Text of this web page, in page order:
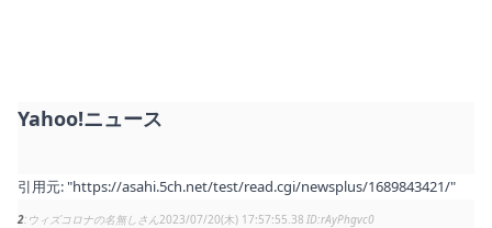
Yahoo!ニュース
引用元: "https://asahi.5ch.net/test/read.cgi/newsplus/1689843421/"
2 ウィズコロナの名無しさん2023/07/20(木) 17:57:55.38 rAyPhgvc0